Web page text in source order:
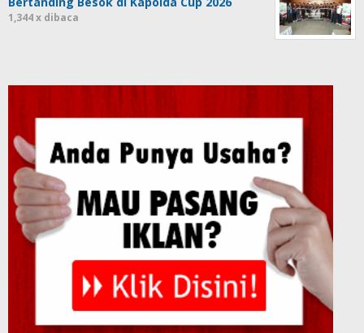
1,344 x dibaca